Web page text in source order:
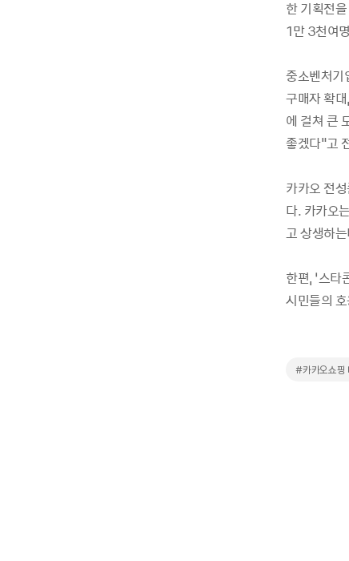
한 기획전
1만 3천여
중소벤처기
구매자 확
에 걸쳐 큰
좋겠다"고
카카오 전
다. 카카오
고 상생하
한편, ‘스타
시민들의
#카카오쇼핑